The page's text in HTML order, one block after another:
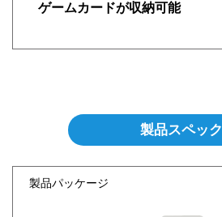
ゲームカードが収納可能
製品スペック
製品パッケージ